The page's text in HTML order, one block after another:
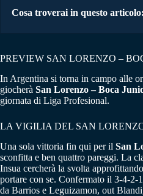
Cosa troverai in questo articolo:
PREVIEW SAN LORENZO –
In Argentina si torna in campo alle
giocherà San Lorenzo – Boca
giornata di Liga Profesional.
LA VIGILIA DEL SAN
Una sola vittoria fin qui per il San
sconfitta e ben quattro pareggi. La
Insua cercherà la svolta
portare con se. Confermato il 3-4-2-
da Barrios e Leguizamon, out